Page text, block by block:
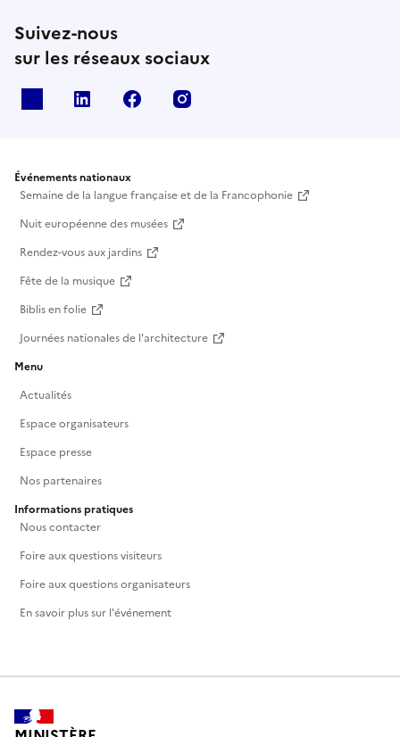
Suivez-nous
sur les réseaux sociaux
Linkedin Facebook
Événements nationaux
Semaine de la langue française et de la Francophonie
Nuit européenne des musées
Rendez-vous aux jardins
Fête de la musique
Biblis en folie
Journées nationales de l'architecture
Menu
Actualités
Espace organisateurs
Espace presse
Nos partenaires
Informations pratiques
Nous contacter
Foire aux questions visiteurs
Foire aux questions organisateurs
En savoir plus sur l'événement